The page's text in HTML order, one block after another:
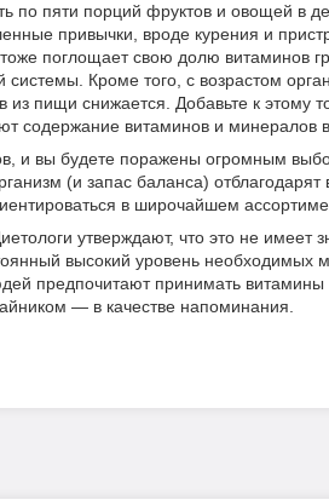
по пяти порций фруктов и овощей в
привычки, вроде курения и
тоже поглощает свою долю витаминов
системы. Кроме того, с возрастом
из пищи снижается. Добавьте к этому
содержание витаминов и минералов
и вы будете поражены огромным
(и запас баланса)
в широчайшем
утверждают, что это не имеет
высокий уровень
предпочитают принимать витамины
— в качестве напоминания.